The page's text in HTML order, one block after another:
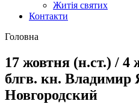
Житія святих
Контакти
Головна
17 жовтня (н.ст.) / 4
блгв. кн. Владимир
Новгородский